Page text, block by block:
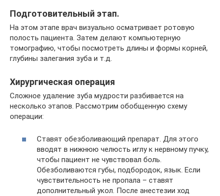
Подготовительный этап.
На этом этапе врач визуально осматривает ротовую
полость пациента. Затем делают компьютерную
томографию, чтобы посмотреть длины и формы корней,
глубины залегания зуба и т.д.
Хирургическая операция
Сложное удаление зуба мудрости разбивается на
несколько этапов. Рассмотрим обобщенную схему
операции:
Ставят обезболивающий препарат. Для этого
вводят в нижнюю челюсть иглу к нервному пучку,
чтобы пациент не чувствовал боль.
Обезболиваются губы, подбородок, язык. Если
чувствительность не пропала – ставят
дополнительный укол. После анестезии ход